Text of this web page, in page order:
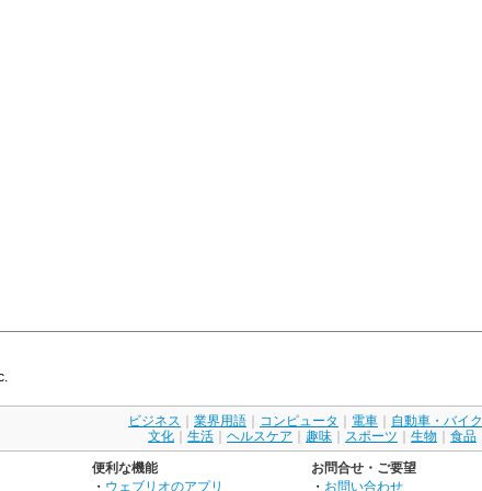
ビジネス 業界用語 コンピュータ 電車 自動車・バイク
文化
生活 ヘルスケア 趣味 スポーツ 生物 食品
便利な機能
・ ウェブリオのアプリ
お問合せ・ご要望
・ お問い合わせ